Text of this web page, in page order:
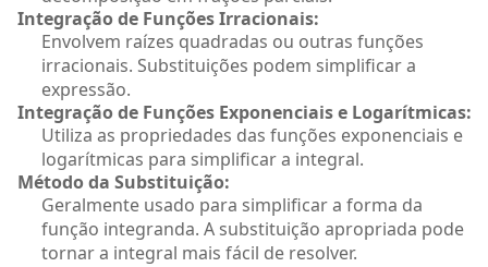
Integração de Funções Irracionais:
Envolvem raízes quadradas ou outras funções
irracionais. Substituições podem simplificar a
expressão.
Integração de Funções Exponenciais e Logarítmicas:
Utiliza as propriedades das funções exponenciais e
logarítmicas para simplificar a integral.
Método da Substituição:
Geralmente usado para simplificar a forma da
função integranda. A substituição apropriada pode
tornar a integral mais fácil de resolver.